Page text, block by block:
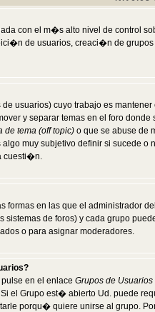
con el m�s alto nivel de control
de usuarios, creaci�n de
de usuarios) cuyo trabajo es
y separar temas en el foro
de tema (off topic) o que se abuse de
muy subjetivo definir si sucede
cuesti�n.
formas en las que el administrador
de foros) y cada grupo
o para asignar moderadores.
en el enlace Grupos de Usuarios
el Grupo est� abierto Ud. puede
porqu� quiere unirse al grupo.